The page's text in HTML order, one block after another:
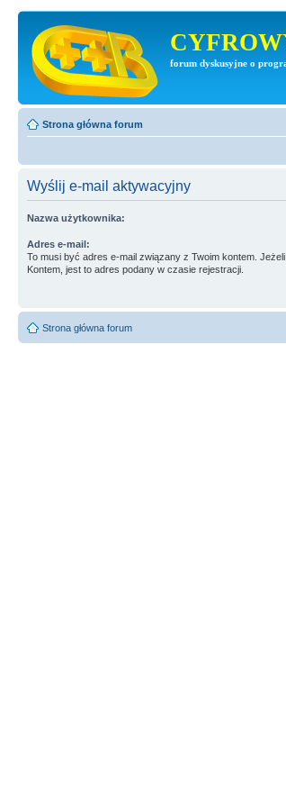
forum dyskusyjne o
Strona główna forum
Wyślij e-mail aktywacyjny
Nazwa użytkownika:
Adres e-mail:
To musi być adres e-mail związany z Twoim kontem.
Kontem, jest to adres podany w czasie rejestracji.
Strona główna forum